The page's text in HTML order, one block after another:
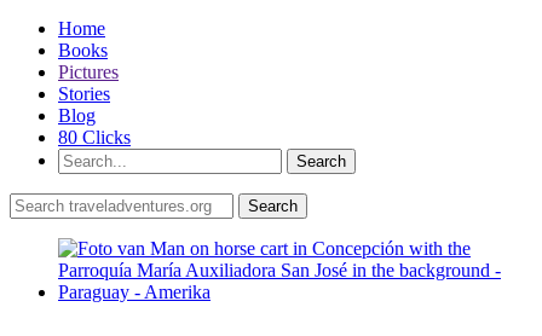
Home
Books
Pictures
Stories
Blog
80 Clicks